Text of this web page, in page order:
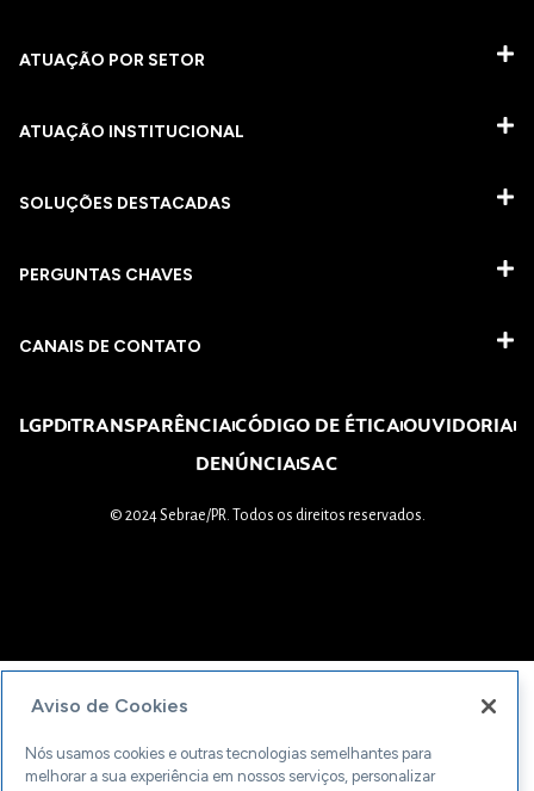
ATUAÇÃO POR SETOR
ATUAÇÃO INSTITUCIONAL
SOLUÇÕES DESTACADAS
PERGUNTAS CHAVES​
CANAIS DE CONTATO
LGPDTRANSPARÊNCIACÓDIGO DE ÉTICAOUVIDORIA
DENÚNCIASAC
© 2024 Sebrae/PR. Todos os direitos reservados.
Aviso de Cookies
Nós usamos cookies e outras tecnologias semelhantes para
melhorar a sua experiência em nossos serviços, personalizar